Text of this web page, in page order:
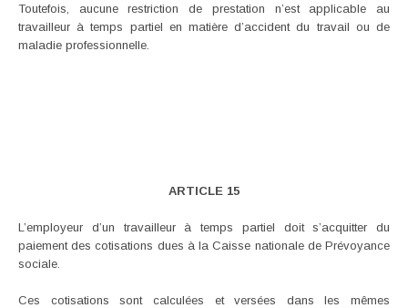
Toutefois, aucune restriction de prestation n’est applicable au
travailleur à temps partiel en matière d’accident du travail ou de
maladie professionnelle.
ARTICLE 15
L’employeur d’un travailleur à temps partiel doit s’acquitter du
paiement des cotisations dues à la Caisse nationale de Prévoyance
sociale.
Ces cotisations sont calculées et versées dans les mêmes